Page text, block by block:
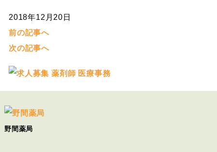
2018年12月20日
前の記事へ
次の記事へ
野間薬局